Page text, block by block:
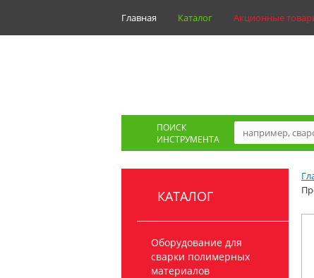
Главная Каталог Акционные
ПОИСК
ИНСТРУМЕНТА
КАТАЛОГ
Оборудование для
сварки полимерных
материалов